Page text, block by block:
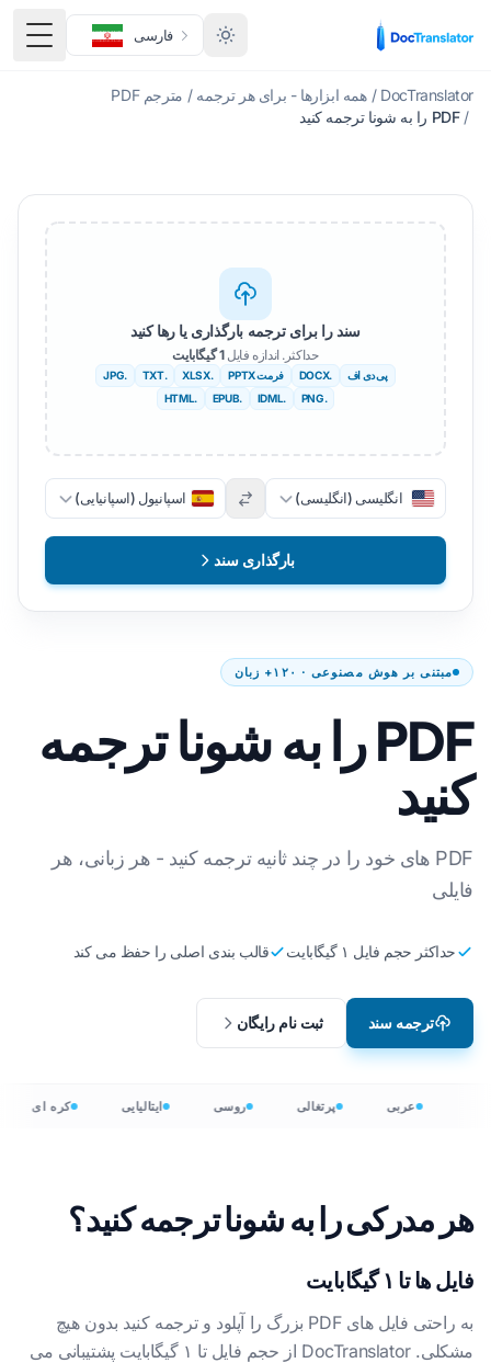
فارسی
منوی
DocTranslator
/ همه ابزارها - برای هر ترجمه / مترجم PDF
/ PDF را به شونا ترجمه کنید
مبتنی بر هوش مصنوعی · ۱۲۰+ زبان
PDF را به شونا ترجمه
کنید
PDF های خود را در چند ثانیه ترجمه کنید - هر زبانی، هر
فایلی
حداکثر حجم فایل ۱ گیگابایت قالب بندی اصلی را حفظ می کند
ترجمه سند ثبت نام رایگان
سند را برای ترجمه بارگذاری یا رها کنید
حداکثر. اندازه فایل1 گیگابایت
پی دی اف .DOCX فرمت PPTX .XLSX
.TXT
.JPG
.PNG
.IDML
.EPUB
.HTML
انگلیسی (انگلیسی) اسپانیول (اسپانیایی)
بارگذاری سند
عربی پرتغالی روسی ایتالیایی کره ای
هر مدرکی را به شونا ترجمه کنید؟
فایل ها تا ۱ گیگابایت
به راحتی فایل های PDF بزرگ را آپلود و ترجمه کنید بدون هیچ
مشکلی. DocTranslator از حجم فایل تا ۱ گیگابایت پشتیبانی می